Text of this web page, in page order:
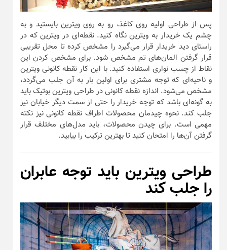
پس از طراحی اولیه روی کاغذ، رو به روی ویترین بایستید و به
چشم یک خریدار به ویترین نگاه کنید. نقطه‌ای در ویترین که در
راستای دید خریدار قرار می‌گیرد را مشخص کرده تا محل تقریبی
قرار گرفتن المان‌های تم مشخص شود. برای مشخص کردن این
نقاط از چسب نواری استفاده کنید. با این کار نقطه کانونی ویترین
و ناحیه‌ای که توجه مشتری برای اولین بار به آن جلب می‌گردد،
مشخص می‌شود. اندازه نقطه کانونی در طراحی ویترین بوتیک باید
به گونه‌ای باشد که توجه خریدار را حتی از سمت دیگر خیابان نیز
جلب کند. نحوه چیدمان محصولات اطراف نقطه کانونی نیز نکته
مهمی است. برای چیدن محصولات، باید مدل‌های مختلف قرار
گرفتن آن‌ها را امتحان کنید تا بهترین ترکیب را بیابید.
طراحی ویترین باید توجه عابران
را جلب کند